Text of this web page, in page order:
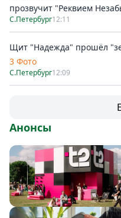
прозвучит "Реквием
С.Петербург12:11
Щит "Надежда" прошёл
3 Фото
С.Петербург12:09
Анонсы